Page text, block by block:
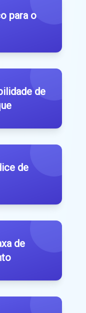
para o
de
de
de